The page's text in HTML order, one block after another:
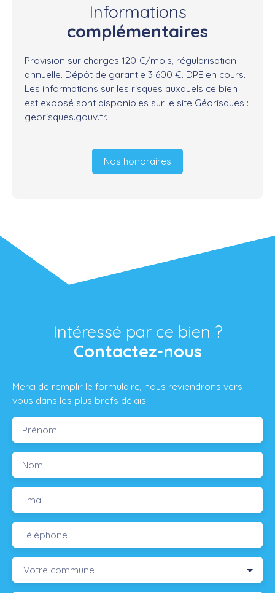
Informations
complémentaires
Provision sur charges 120 €/mois, régularisation
annuelle. Dépôt de garantie 3 600 €. DPE en cours.
Les informations sur les risques auxquels ce bien
est exposé sont disponibles sur le site Géorisques :
georisques.gouv.fr.
Nos honoraires
Intéressé par ce bien ?
Contactez-nous
Merci de remplir le formulaire, nous reviendrons vers
vous dans les plus brefs délais.
Prénom
Nom
Email
Téléphone
Votre commune